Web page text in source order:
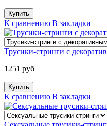
К сравнению В закладки
Трусики-стринги с
1251 руб
К сравнению В закладки